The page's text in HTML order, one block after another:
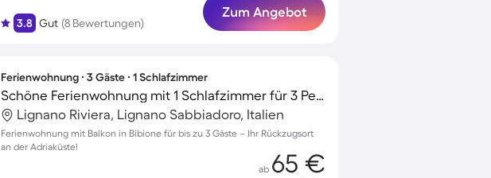
3.8 Gut (8 Bewertungen)
Zum Angebot
Ferienwohnung ∙ 3 Gäste ∙ 1 Schlafzimmer
Schöne Ferienwohnung mit 1 Schlafzimmer für 3 Personen
Lignano Riviera, Lignano Sabbiadoro, Italien
Ferienwohnung mit Balkon in Bibione für bis zu 3 Gäste – Ihr Rückzugsort
an der Adriaküste!
ab 65 €